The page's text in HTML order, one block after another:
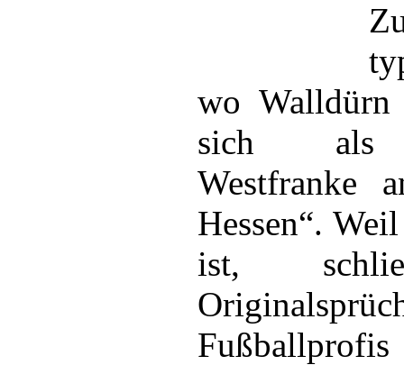
wo
sich als
Westfranke
Hessen“.
ist,